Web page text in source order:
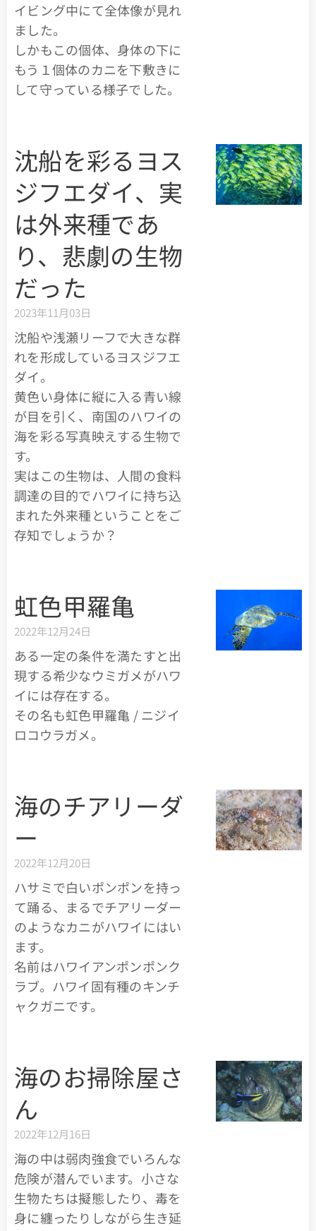
イビング中にて全体像が見れ
ました。
しかもこの個体、身体の下に
もう１個体のカニを下敷きに
して守っている様子でした。
沈船を彩るヨス
ジフエダイ、実
は外来種であ
り、悲劇の生物
だった
2023年11月03日
沈船や浅瀬リーフで大きな群
れを形成しているヨスジフエ
ダイ。
黄色い身体に縦に入る青い線
が目を引く、南国のハワイの
海を彩る写真映えする生物で
す。
実はこの生物は、人間の食料
調達の目的でハワイに持ち込
まれた外来種ということをご
存知でしょうか？
虹色甲羅亀
2022年12月24日
ある一定の条件を満たすと出
現する希少なウミガメがハワ
イには存在する。
その名も虹色甲羅亀 / ニジイ
ロコウラガメ。
海のチアリーダ
ー
2022年12月20日
ハサミで白いポンポンを持っ
て踊る、まるでチアリーダー
のようなカニがハワイにはい
ます。
名前はハワイアンポンポンク
ラブ。ハワイ固有種のキンチ
ャクガニです。
海のお掃除屋さ
ん
2022年12月16日
海の中は弱肉強食でいろんな
危険が潜んでいます。小さな
生物たちは擬態したり、毒を
身に纏ったりしながら生き延